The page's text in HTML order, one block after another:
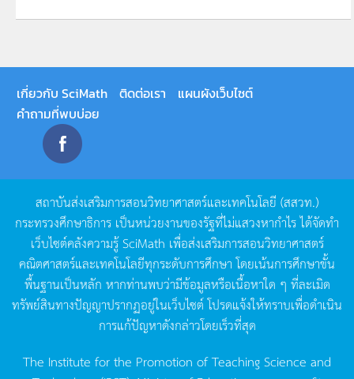
เกี่ยวกับ SciMath ติดต่อเรา
แผนผังเว็บไซต์
คำถามที่พบบ่อย
สถาบันส่งเสริมการสอนวิทยาศาสตร์และเทคโนโลยี (สสวท.)
กระทรวงศึกษาธิการ เป็นหน่วยงานของรัฐที่ไม่แสวงหากำไรได้จัดทำ
เว็บไซต์คลังความรู้SciMath เพื่อส่งเสริมการสอนวิทยาศาสตร์
คณิตศาสตร์และเทคโนโลยีทุกระดับการศึกษา โดยเน้นการศึกษาขั้น
พื้นฐานเป็นหลัก หากท่านพบว่ามีข้อมูลหรือเนื้อหาใด ๆ ที่ละเมิด
ทรัพย์สินทางปัญญาปรากฏอยู่ในเว็บไซต์โปรดแจ้งให้ทราบเพื่อดำเนิน
การแก้ปัญหาดังกล่าวโดยเร็วที่สุด
The Institute for the Promotion of Teaching Science and